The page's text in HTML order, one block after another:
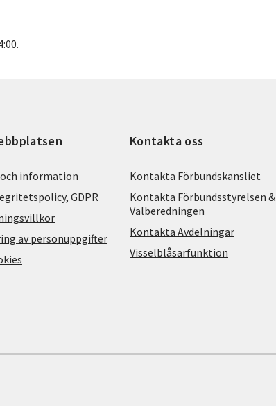
information
GDPR
av personuppgifter
Kontakta oss
Kontakta Förbundskansliet
Kontakta Förbundsstyrelsen &
Valberedningen
Kontakta Avdelningar
Visselblåsarfunktion